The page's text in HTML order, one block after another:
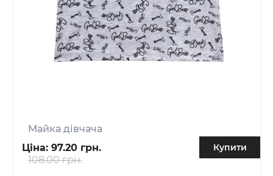
Майка дівчача
Ціна: 97.20 грн.
108.00 грн.
Купити